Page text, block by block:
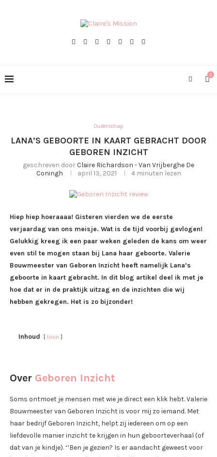
0
Ouderschap
LANA’S GEBOORTE IN KAART GEBRACHT DOOR
GEBOREN INZICHT
geschreven doorClaire Richardson - Van Vrijberghe De
Coningh
april 13, 2021 4 minuten lezen
Hiep hiep hoeraaaa! Gisteren vierden we de eerste
verjaardag van ons meisje. Wat is de tijd voorbij gevlogen!
Gelukkig kreeg ik een paar weken geleden de kans om weer
even stil te mogen staan bij Lana haar geboorte. Valerie
Bouwmeester van Geboren Inzicht heeft namelijk Lana’s
geboorte in kaart gebracht. In dit blog artikel deel ik met je
hoe dat er in de praktijk uitzag en de inzichten die wij
hebben gekregen. Het is zo bijzonder!
Inhoud toon
Over Geboren Inzicht
Soms ontmoet je mensen met wie je direct een klik hebt. Valerie
Bouwmeester van Geboren Inzicht is voor mij zo iemand. Met
haar bedrijf Geboren Inzicht, helpt zij iedereen om op een
liefdevolle manier inzicht te krijgen in hun geboorteverhaal (of
dat van je kindje). ‘’Ben je gezien? Is er aandacht geweest voor